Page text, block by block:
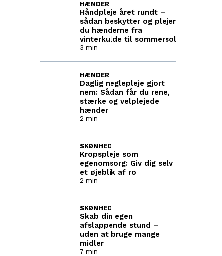
Håndpleje året rundt –
sådan beskytter og plejer
du hænderne fra
vinterkulde til sommersol
HÆNDER
3 min
Daglig neglepleje gjort
nem: Sådan får du rene,
stærke og velplejede
hænder
HÆNDER
2 min
Kropspleje som
egenomsorg: Giv dig selv
et øjeblik af ro
SKØNHED
2 min
Skab din egen
afslappende stund –
uden at bruge mange
midler
SKØNHED
7 min